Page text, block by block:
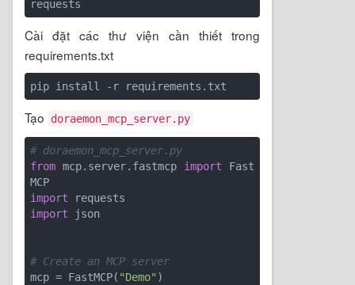
Cài đặt các thư viện cần thiết trong
requirements.txt
Tạo doraemon_mcp_server.py
# doraemon_mcp_server.py
from mcp.server.fastmcp import Fast
import
import json
# Create an MCP server
mcp = FastMCP( "Demo" )